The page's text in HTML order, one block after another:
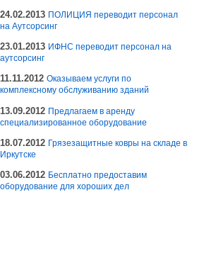
24.02.2013 ПОЛИЦИЯ переводит персонал
на Аутсорсинг
23.01.2013 ИФНС переводит персонал на
аутсорсинг
11.11.2012 Оказываем услуги по
комплексному обслуживанию зданий
13.09.2012 Предлагаем в аренду
специализированное оборудование
18.07.2012 Грязезащитные ковры на складе в
Иркутске
03.06.2012 Бесплатно предоставим
оборудование для хороших дел